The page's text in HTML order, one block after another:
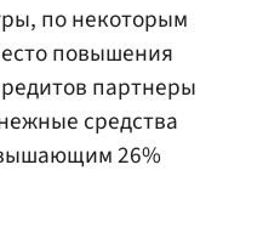
по некоторым
повышения
партнеры
средства
26%